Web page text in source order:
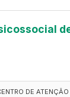
DE